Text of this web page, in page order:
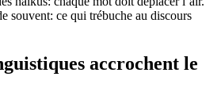
souvent: ce qui trébuche au discours
accrochent le